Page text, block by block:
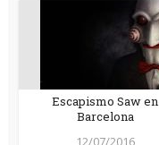
Escapismo Saw en
Barcelona